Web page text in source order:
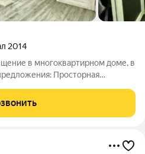
2014
в многоквартирном доме, в
Просторная
нужды. Имеется возможность